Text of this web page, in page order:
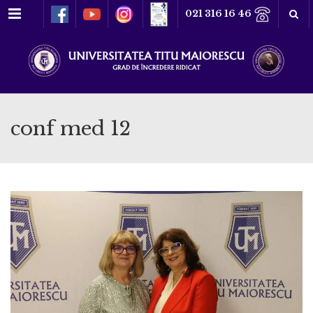
Meniu 021 316 16 46
conf med 12